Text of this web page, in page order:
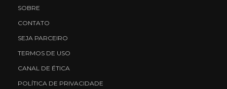
SOBRE
CONTATO
SEJA PARCEIRO
TERMOS DE USO
CANAL DE ÉTICA
POLÍTICA DE PRIVACIDADE